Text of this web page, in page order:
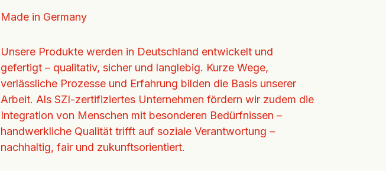
Made in Germany
Unsere Produkte werden in Deutschland entwickelt und
gefertigt – qualitativ, sicher und langlebig. Kurze Wege,
verlässliche Prozesse und Erfahrung bilden die Basis unserer
Arbeit. Als SZI-zertifiziertes Unternehmen fördern wir zudem die
Integration von Menschen mit besonderen Bedürfnissen –
handwerkliche Qualität trifft auf soziale Verantwortung –
nachhaltig, fair und zukunftsorientiert.